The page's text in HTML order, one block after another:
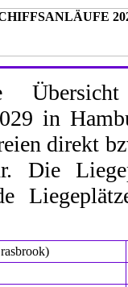
in
direkt
Die